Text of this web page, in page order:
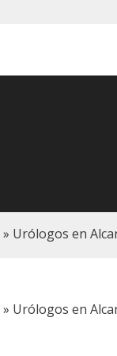
» Urólogos en
» Urólogos en